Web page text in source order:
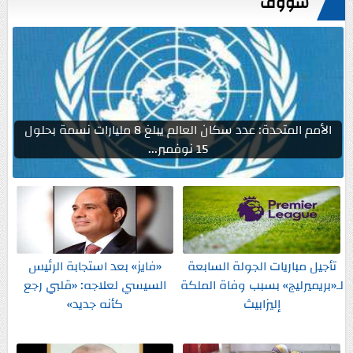
الأمم المتحدة: عدد سكان العالم يبلغ 8 مليارات نسمة بحلول
15 نوفمبر...
تأجيل مباريات الجولة السابعة
لـ«بريميرليج» بسبب وفاة الملكة
إليزابيث
«فايز» بعد استجابة الرئيس
السيسي لعلاجه: «قلبي رجع
كأنه جديد»